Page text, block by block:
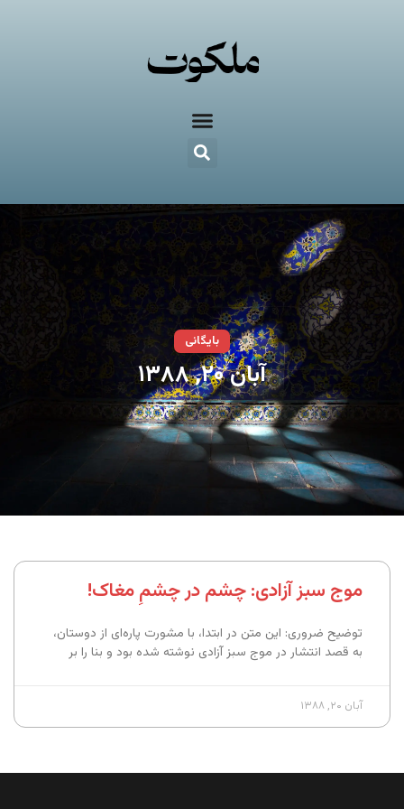
بایگانی
آبان ۲۰, ۱۳۸۸
موج سبز آزادی: چشم در چشمِ مغاک!
توضیح ضروری: این متن در ابتدا، با مشورت پاره‌ای از دوستان،
به قصد انتشار در موج سبز آزادی نوشته شده بود و بنا را بر
آبان ۲۰, ۱۳۸۸